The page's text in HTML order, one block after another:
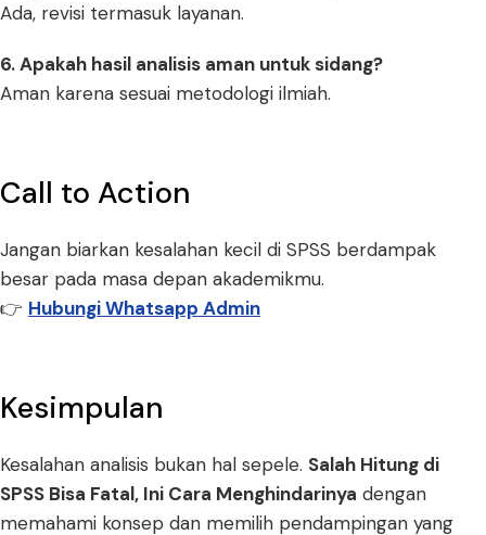
Ada, revisi termasuk layanan.
6. Apakah hasil analisis aman untuk sidang?
Aman karena sesuai metodologi ilmiah.
Call to Action
Jangan biarkan kesalahan kecil di SPSS berdampak
besar pada masa depan akademikmu.
👉 Hubungi Whatsapp Admin
Kesimpulan
Kesalahan analisis bukan hal sepele. Salah Hitung di
SPSS Bisa Fatal, Ini Cara Menghindarinya dengan
memahami konsep dan memilih pendampingan yang